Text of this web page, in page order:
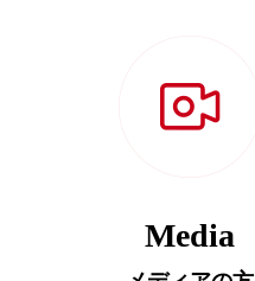
Media